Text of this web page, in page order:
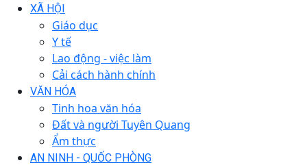
XÃ HỘI
Giáo dục
Y tế
Lao động - việc làm
Cải cách hành chính
VĂN HÓA
Tinh hoa văn hóa
Đất và người Tuyên Quang
Ẩm thực
AN NINH - QUỐC PHÒNG